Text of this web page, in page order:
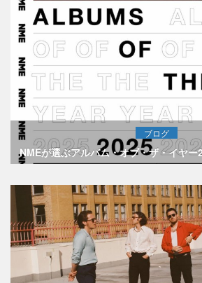
ブログ
NMEが選ぶアルバム・オブ・ザ・イヤー